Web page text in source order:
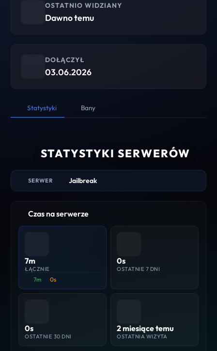
OSTATNIO WIDZIANY
Dawno temu
DOŁĄCZYŁ
03.06.2026
Statystyki Bany
STATYSTYKI SERWERÓW
SERWER Jailbreak
Czas na serwerze
7m
ŁĄCZNIE
7m 0s
0s
OSTATNIE 7 DNI
0s
OSTATNIE 30 DNI
2 miesiące temu
OSTATNIA WIZYTA